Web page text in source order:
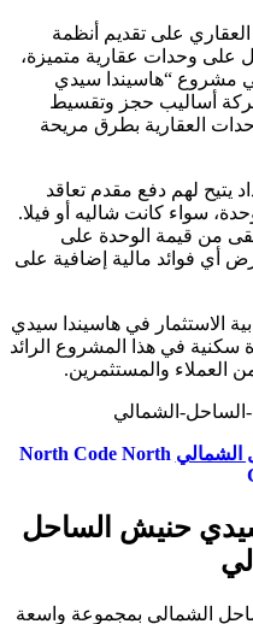
على تقديم أنظمة
على وحدات عقارية متميزة،
مشروع “هاسيندا سيدي
أساليب حجز وتقسيط
العقارية بطرق مريحة
يتيح لهم دفع مقدم تعاقد
سواء كانت شاليه أو فيلا.
من قيمة الوحدة على
أي فوائد مالية إضافية على
الاستثمار في هاسيندا سيدي
في هذا المشروع الرائد
العملاء والمستثمرين.
الشمالي North Code North
حنيش الساحل
الشمالي بمجموعة واسعة